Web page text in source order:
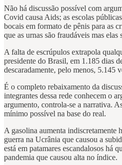
Não há discussão possível com
Covid causa Aids; as escolas
bocais em formato de pênis para as
que as urnas são fraudáveis mas elas
A falta de escrúpulos extrapola
presidente do Brasil, em 1.185 dias
descaradamente, pelo menos, 5.145
É o completo rebaixamento da
integrantes dessa rede conhecem o
argumento, controla-se a narrativa.
mínimo possível na base do real.
A gasolina aumenta indiscretamente
guerra na Ucrânia que causou a
está em patamares escandalosos há
pandemia que causou alta no índice.